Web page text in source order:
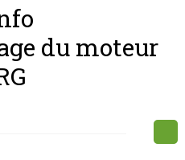
du moteur